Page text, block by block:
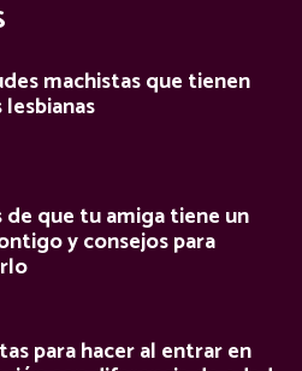
machistas que tienen
de que tu amiga tiene un
y consejos para
para hacer al entrar en